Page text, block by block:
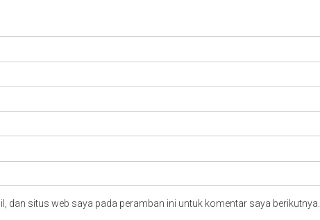
dan situs web saya pada peramban ini untuk komentar saya berikutnya.